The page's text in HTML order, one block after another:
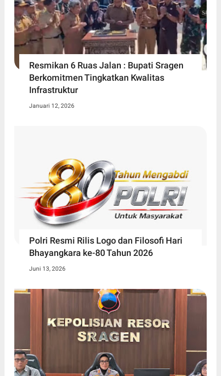
Resmikan 6 Ruas Jalan : Bupati Sragen
Berkomitmen Tingkatkan Kwalitas
Infrastruktur
Januari 12, 2026
Polri Resmi Rilis Logo dan Filosofi Hari
Bhayangkara ke-80 Tahun 2026
Juni 13, 2026